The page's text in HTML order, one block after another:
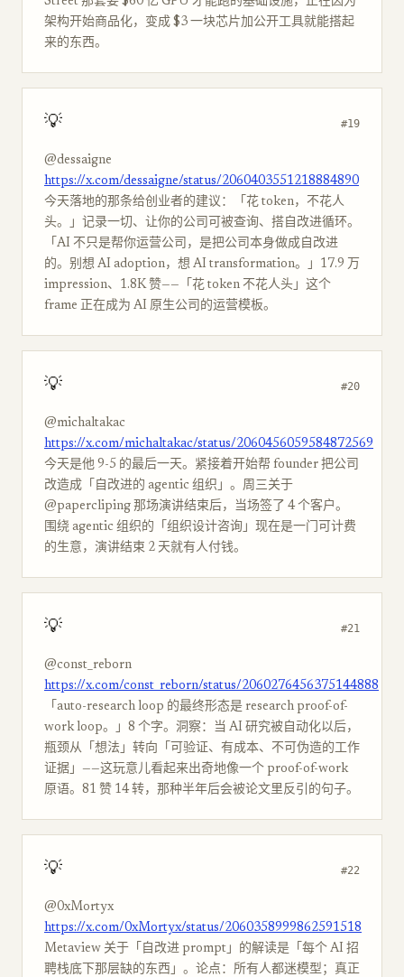
架构开始商品化，变成 $3 一块芯片加公开工具就能搭起
来的东西。
💡 #19
@dessaigne
https://x.com/dessaigne/status/2060403551218884890
今天落地的那条给创业者的建议：「花 token，不花人
头。」记录一切、让你的公司可被查询、搭自改进循环。
「AI 不只是帮你运营公司，是把公司本身做成自改进
的。别想 AI adoption，想 AI transformation。」17.9 万
impression、1.8K 赞——「花 token 不花人头」这个
frame 正在成为 AI 原生公司的运营模板。
💡 #20
@michaltakac
https://x.com/michaltakac/status/2060456059584872569
今天是他 9-5 的最后一天。紧接着开始帮 founder 把公司
改造成「自改进的 agentic 组织」。周三关于
@papercliping 那场演讲结束后，当场签了 4 个客户。
围绕 agentic 组织的「组织设计咨询」现在是一门可计费
的生意，演讲结束 2 天就有人付钱。
💡 #21
@const_reborn
https://x.com/const_reborn/status/2060276456375144888
「auto-research loop 的最终形态是 research proof-of-
work loop。」8 个字。洞察：当 AI 研究被自动化以后，
瓶颈从「想法」转向「可验证、有成本、不可伪造的工作
证据」——这玩意儿看起来出奇地像一个 proof-of-work
原语。81 赞 14 转，那种半年后会被论文里反引的句子。
💡 #22
@0xMortyx
https://x.com/0xMortyx/status/2060358999862591518
Metaview 关于「自改进 prompt」的解读是「每个 AI 招
聘栈底下那层缺的东西」。论点：所有人都迷模型；真正